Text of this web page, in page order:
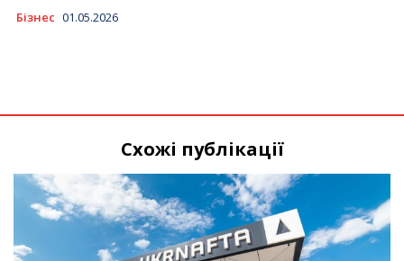
Бізнес 01.05.2026
Схожі публікації